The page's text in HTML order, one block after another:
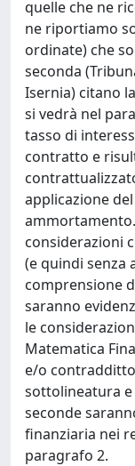
quelle che ne
ne riportiamo
ordinate) che
seconda
Isernia) citano
si vedrà nel
tasso di
contratto e
applicazione
considerazioni
(e quindi senza
comprensione
saranno
le
Matematica
e/o
sottolineatura
seconde
finanziaria nei
paragrafo 2.